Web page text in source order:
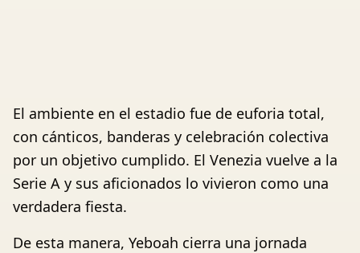
El ambiente en el estadio fue de euforia total,
con cánticos, banderas y celebración colectiva
por un objetivo cumplido. El Venezia vuelve a la
Serie A y sus aficionados lo vivieron como una
verdadera fiesta.
De esta manera, Yeboah cierra una jornada